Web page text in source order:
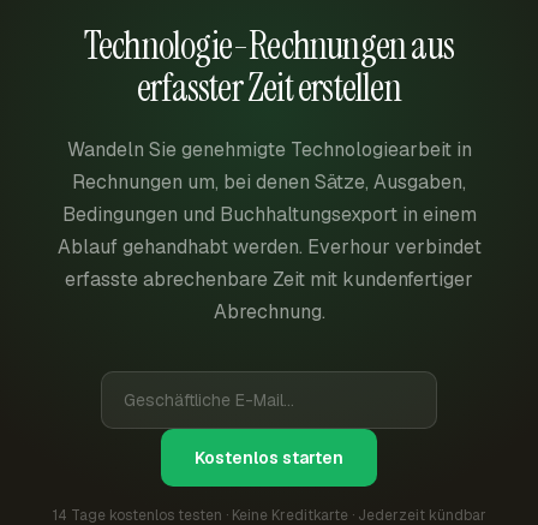
Technologie-Rechnungen aus
erfasster Zeit erstellen
Wandeln Sie genehmigte Technologiearbeit in
Rechnungen um, bei denen Sätze, Ausgaben,
Bedingungen und Buchhaltungsexport in einem
Ablauf gehandhabt werden. Everhour verbindet
erfasste abrechenbare Zeit mit kundenfertiger
Abrechnung.
Kostenlos starten
14 Tage kostenlos testen · Keine Kreditkarte · Jederzeit kündbar